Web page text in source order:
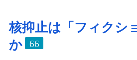
核抑止は「フィクシ
か
66